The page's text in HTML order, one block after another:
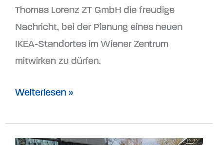
Thomas Lorenz ZT GmbH die freudige
Nachricht, bei der Planung eines neuen
IKEA-Standortes im Wiener Zentrum
mitwirken zu dürfen.
Weiterlesen »